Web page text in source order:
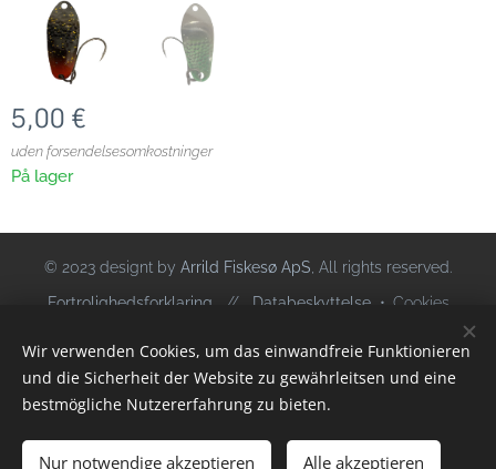
5,00 €
uden forsendelsesomkostninger
På lager
TILFØJ TIL KURVEN
© 2023 designt by Arrild Fiskesø ApS , All rights reserved.
Fortrolighedsforklaring // Databeskyttelse Cookies
Sprog
Deutsch
Dansk
Wir verwenden Cookies, um das einwandfreie Funktionieren
und die Sicherheit der Website zu gewährleitsen und eine
bestmögliche Nutzererfahrung zu bieten.
Nur notwendige akzeptieren Alle akzeptieren